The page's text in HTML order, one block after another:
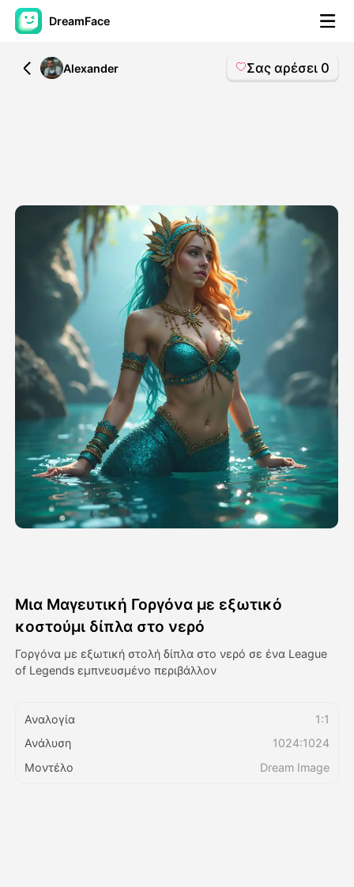
DreamFace
Εργαλεία AI
Άλλα Μέσα
Δείτε όλα τα εργαλεία
Πρότυπα
Βίντεο του Avatar
Βίντεο ▼
Φωτογραφία ▼
Άλλα Μέσα
Γκαλερί
Τιμολόγιο
All
Alexander Σας αρέσει 0
Μια Μαγευτική Γοργόνα με εξωτικό
κοστούμι δίπλα στο νερό
Γοργόνα με εξωτική στολή δίπλα στο νερό σε ένα League
of Legends εμπνευσμένο περιβάλλον
Αναλογία
1:1
Ανάλυση
1024:1024
Μοντέλο
Dream Image